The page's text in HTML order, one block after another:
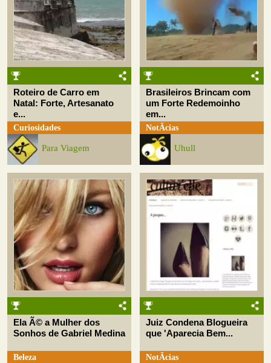
Roteiro de Carro em
Natal: Forte, Artesanato
e...
Curiosidades
Para Viagem
Brasileiros Brincam com
um Forte Redemoinho
em...
NotÃ­cias
Uhull
Ela Ã© a Mulher dos
Sonhos de Gabriel Medina
Beleza
Juiz Condena Blogueira
que 'Aparecia Bem...
NotÃ­cias